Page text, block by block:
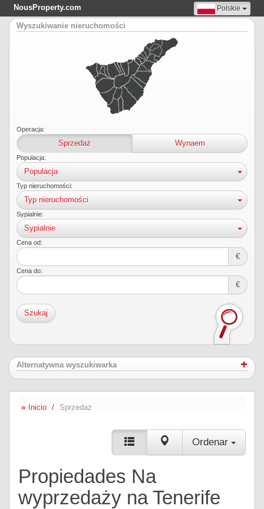
NousProperty.com Polskie
Wyszukiwanie nieruchomości
Operacja:
Sprzedaż Wynaem
Populacja:
Populacja
Typ nieruchomości:
Typ nieruchomości
Sypialnie:
Sypialnie
Cena od:
€
Cena do:
€
Szukaj
Alternatywna wyszukiwarka
Inicio Sprzedaż
Ordenar
Propiedades Na
wyprzedaży na Tenerife